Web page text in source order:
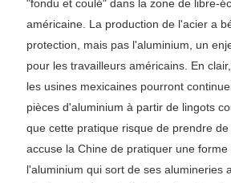
"fondu et coulé" dans la zone de libre-
américaine. La production de l'acier a
protection, mais pas l'aluminium, un
pour les travailleurs américains. En
les usines mexicaines pourront
pièces d'aluminium à partir de lingots
que cette pratique risque de prendre de
accuse la Chine de pratiquer une
l'aluminium qui sort de ses alumineries